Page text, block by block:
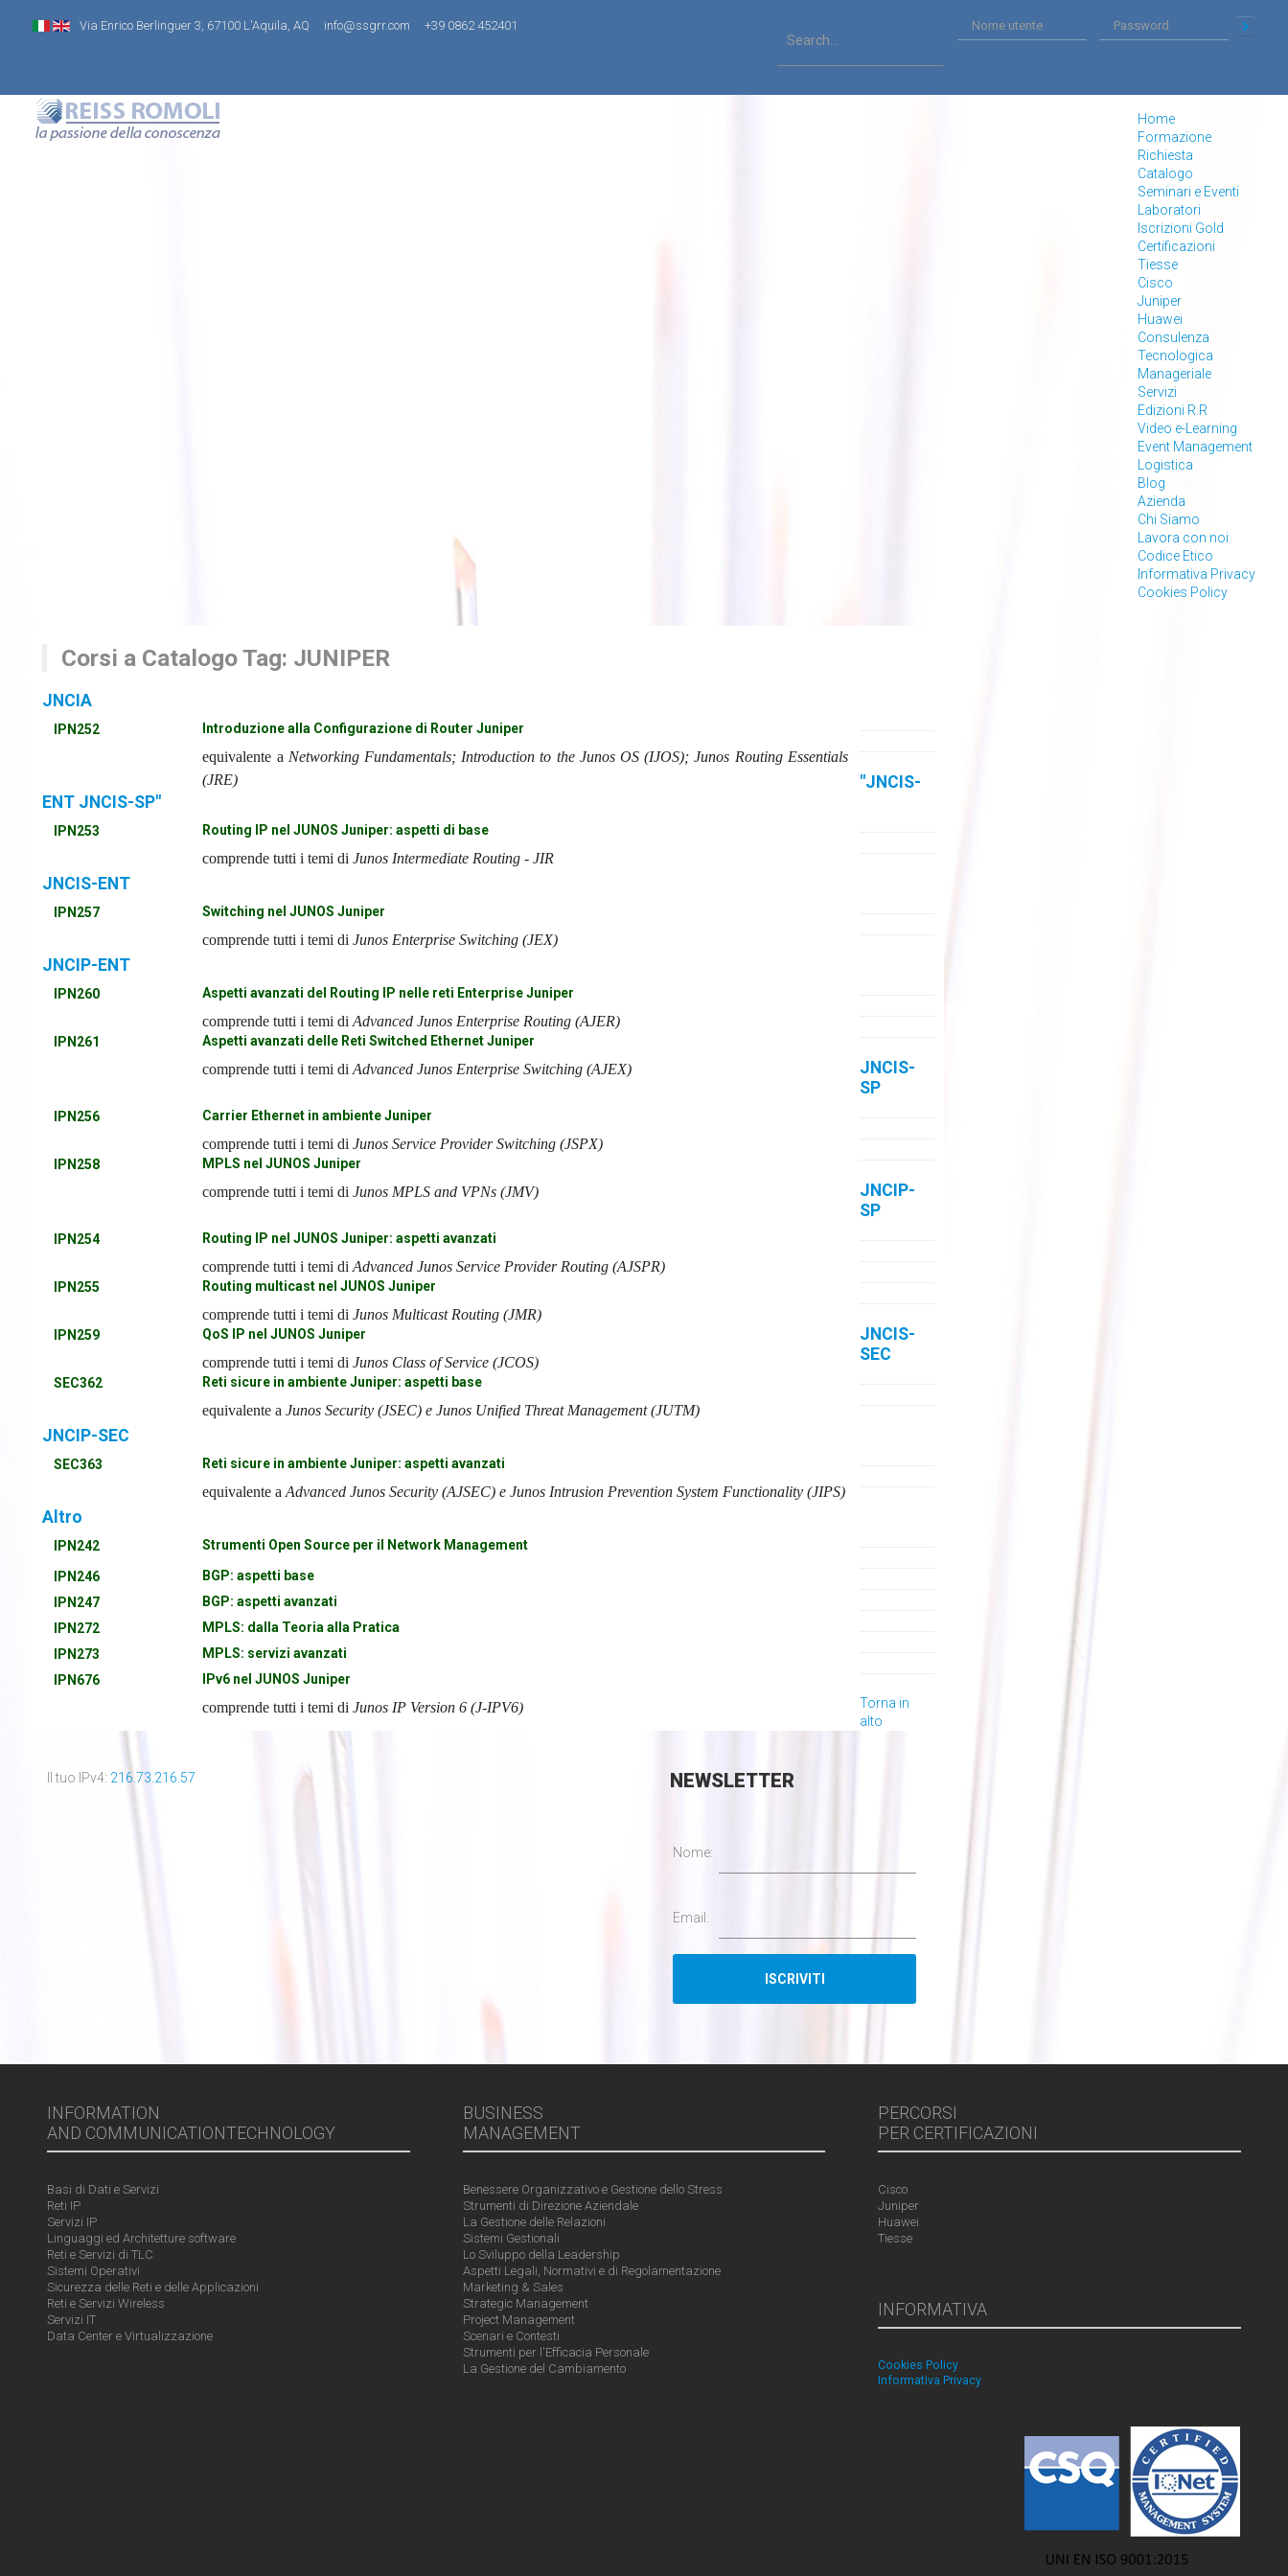
Via Enrico Berlinguer 3, 67100 L'Aquila, AQ info@ssgrr.com +39 0862 452401
Home
Formazione
Richiesta
Catalogo
Seminari e Eventi
Laboratori
Iscrizioni Gold
Certificazioni
Tiesse
Cisco
Juniper
Huawei
Consulenza
Tecnologica
Manageriale
Servizi
Edizioni R.R
Video e-Learning
Event Management
Logistica
Blog
Azienda
Chi Siamo
Lavora con noi
Codice Etico
Informativa Privacy
Cookies Policy
Corsi a Catalogo Tag: JUNIPER
JNCIA
IPN252 Introduzione alla Configurazione di Router Juniper
equivalente a Networking Fundamentals; Introduction to the Junos OS (IJOS); Junos Routing Essentials
(JRE)
"JNCIS-
ENT JNCIS-SP"
IPN253 Routing IP nel JUNOS Juniper: aspetti di base
comprende tutti i temi diJunos Intermediate Routing - JIR
JNCIS-ENT
IPN257 Switching nel JUNOS Juniper
comprende tutti i temi diJunos Enterprise Switching (JEX)
JNCIP-ENT
IPN260 Aspetti avanzati del Routing IP nelle reti Enterprise Juniper
comprende tutti i temi diAdvanced Junos Enterprise Routing (AJER)
IPN261 Aspetti avanzati delle Reti Switched Ethernet Juniper
comprende tutti i temi diAdvanced Junos Enterprise Switching (AJEX)
JNCIS-
SP
IPN256 Carrier Ethernet in ambiente Juniper
comprende tutti i temi diJunos Service Provider Switching (JSPX)
IPN258 MPLS nel JUNOS Juniper
comprende tutti i temi diJunos MPLS and VPNs (JMV)
JNCIP-
SP
IPN254 Routing IP nel JUNOS Juniper: aspetti avanzati
comprende tutti i temi diAdvanced Junos Service Provider Routing (AJSPR)
IPN255 Routing multicast nel JUNOS Juniper
comprende tutti i temi diJunos Multicast Routing (JMR)
IPN259 QoS IP nel JUNOS Juniper
comprende tutti i temi diJunos Class of Service (JCOS)
JNCIS-
SEC
SEC362 Reti sicure in ambiente Juniper: aspetti base
equivalente aJunos Security (JSEC) e Junos Unified Threat Management (JUTM)
JNCIP-SEC
SEC363 Reti sicure in ambiente Juniper: aspetti avanzati
equivalente aAdvanced Junos Security (AJSEC) e Junos Intrusion Prevention System Functionality (JIPS)
Altro
IPN242 Strumenti Open Source per il Network Management
IPN246
BGP: aspetti base
IPN247
BGP: aspetti avanzati
IPN272
MPLS: dalla Teoria alla Pratica
IPN273
MPLS: servizi avanzati
IPN676
IPv6 nel JUNOS Juniper
comprende tutti i temi diJunos IP Version 6 (J-IPV6)
Torna in
alto
Il tuo IPv4: 216.73.216.57 NEWSLETTER
Nome:
Email:
INFORMATION
AND COMMUNICATIONTECHNOLOGY
Basi di Dati e Servizi
Reti IP
Servizi IP
Linguaggi ed Architetture software
Reti e Servizi di TLC
Sistemi Operativi
Sicurezza delle Reti e delle Applicazioni
Reti e Servizi Wireless
Servizi IT
Data Center e Virtualizzazione
BUSINESS
MANAGEMENT
Benessere Organizzativo e Gestione dello Stress
Strumenti di Direzione Aziendale
La Gestione delle Relazioni
Sistemi Gestionali
Lo Sviluppo della Leadership
Aspetti Legali, Normativi e di Regolamentazione
Marketing & Sales
Strategic Management
Project Management
Scenari e Contesti
Strumenti per l'Efficacia Personale
La Gestione del Cambiamento
PERCORSI
PER CERTIFICAZIONI
Cisco
Juniper
Huawei
Tiesse
INFORMATIVA
Cookies Policy
Informativa Privacy